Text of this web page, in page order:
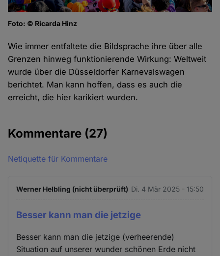
Foto: © Ricarda Hinz
Wie immer entfaltete die Bildsprache ihre über alle
Grenzen hinweg funktionierende Wirkung: Weltweit
wurde über die Düsseldorfer Karnevalswagen
berichtet. Man kann hoffen, dass es auch die
erreicht, die hier karikiert wurden.
Kommentare (27)
Netiquette für Kommentare
Werner Helbling (nicht überprüft) Di. 4 Mär 2025 - 15:50
Besser kann man die jetzige
Besser kann man die jetzige (verheerende)
Situation auf unserer wunder schönen Erde nicht